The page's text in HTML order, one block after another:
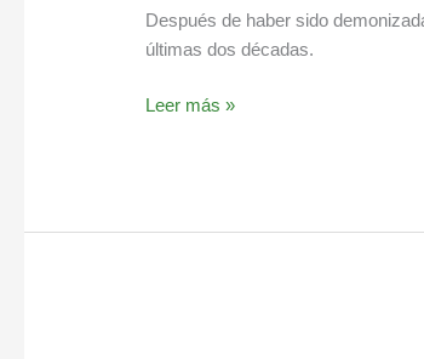
Después de haber sido
últimas dos décadas.
Leer más »